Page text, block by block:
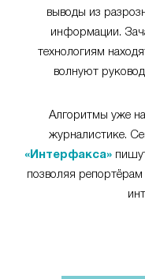
выводы из
информации.
технологиям
волнуют
Алгоритмы уже
журналистике.
«Интерфакса»
позволяя